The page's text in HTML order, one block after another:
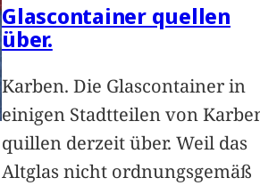
Glascontainer quellen
über.
Karben. Die Glascontainer in
einigen Stadtteilen von
quillen derzeit über. Weil das
Altglas nicht ordnungsgemäß